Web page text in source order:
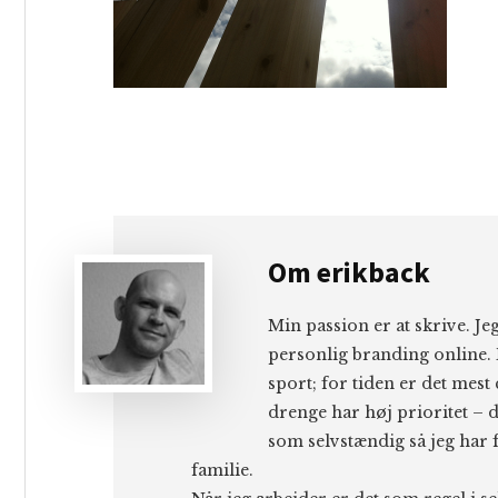
Om erikback
Min passion er at skrive.
personlig branding online.
sport; for tiden er det mest
drenge har høj prioritet –
som selvstændig så jeg
familie.